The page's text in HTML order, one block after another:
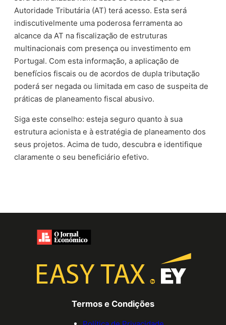
Autoridade Tributária (AT) terá acesso. Esta será
indiscutivelmente uma poderosa ferramenta ao
alcance da AT na fiscalização de estruturas
multinacionais com presença ou investimento em
Portugal. Com esta informação, a aplicação de
benefícios fiscais ou de acordos de dupla tributação
poderá ser negada ou limitada em caso de suspeita de
práticas de planeamento fiscal abusivo.
Siga este conselho: esteja seguro quanto à sua
estrutura acionista e à estratégia de planeamento dos
seus projetos. Acima de tudo, descubra e identifique
claramente o seu beneficiário efetivo.
Termos e Condições